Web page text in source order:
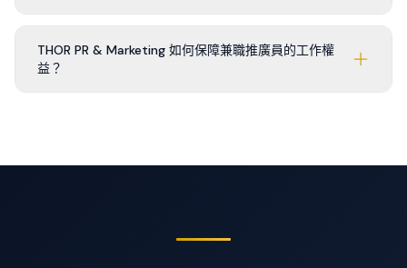
THOR PR & Marketing 如何保障兼職推廣員的工作權
益？